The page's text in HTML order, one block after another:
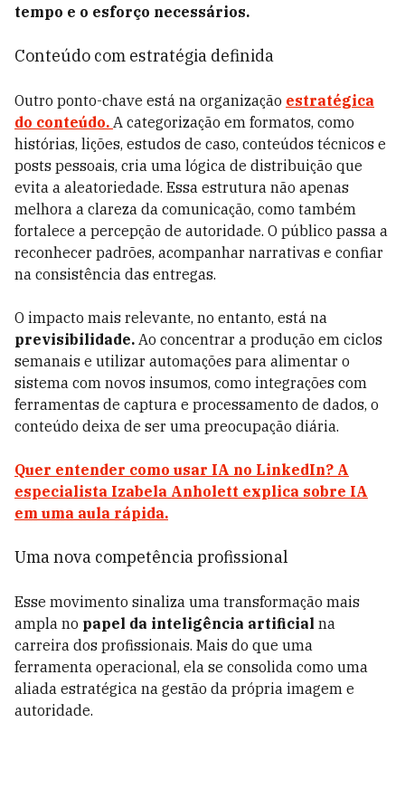
tempo e o esforço necessários.
Conteúdo com estratégia definida
Outro ponto-chave está na organização estratégica
do conteúdo. A categorização em formatos, como
histórias, lições, estudos de caso, conteúdos técnicos e
posts pessoais, cria uma lógica de distribuição que
evita a aleatoriedade. Essa estrutura não apenas
melhora a clareza da comunicação, como também
fortalece a percepção de autoridade. O público passa a
reconhecer padrões, acompanhar narrativas e confiar
na consistência das entregas.
O impacto mais relevante, no entanto, está na
previsibilidade. Ao concentrar a produção em ciclos
semanais e utilizar automações para alimentar o
sistema com novos insumos, como integrações com
ferramentas de captura e processamento de dados, o
conteúdo deixa de ser uma preocupação diária.
Quer entender como usar IA no LinkedIn? A
especialista Izabela Anholett explica sobre IA
em uma aula rápida.
Uma nova competência profissional
Esse movimento sinaliza uma transformação mais
ampla no papel da inteligência artificial na
carreira dos profissionais. Mais do que uma
ferramenta operacional, ela se consolida como uma
aliada estratégica na gestão da própria imagem e
autoridade.